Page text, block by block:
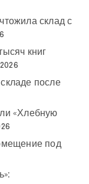
склад с
книг
после
«Хлебную
под